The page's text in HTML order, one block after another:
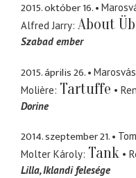
2015. október 16.
Alfred Jarry About
Szabad ember
2015. április 26.
Molière Tartuffe
Dorine
2014. szeptember 21.
Molter Károly Tank
Lilla Iklandi felesége